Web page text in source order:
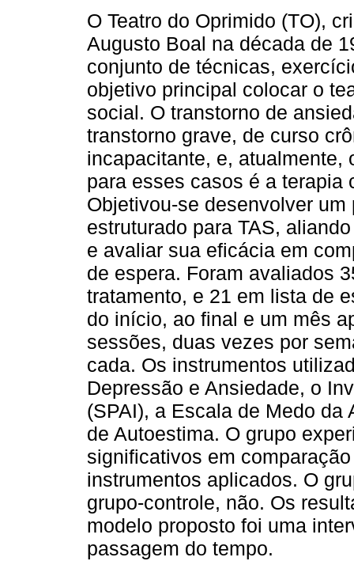
O Teatro do Oprimido (TO),
Augusto Boal na década de
conjunto de técnicas,
objetivo principal colocar o
social. O transtorno de
transtorno grave, de curso
incapacitante, e, atualmente,
para esses casos é a terapia
Objetivou-se desenvolver
estruturado para TAS,
e avaliar sua eficácia em
de espera. Foram avaliados
tratamento, e 21 em lista de
do início, ao final e um mês
sessões, duas vezes por
cada. Os instrumentos
Depressão e Ansiedade, o
(SPAI), a Escala de Medo
de Autoestima. O grupo
significativos em
instrumentos aplicados. O
grupo-controle, não. Os
modelo proposto foi uma
passagem do tempo.